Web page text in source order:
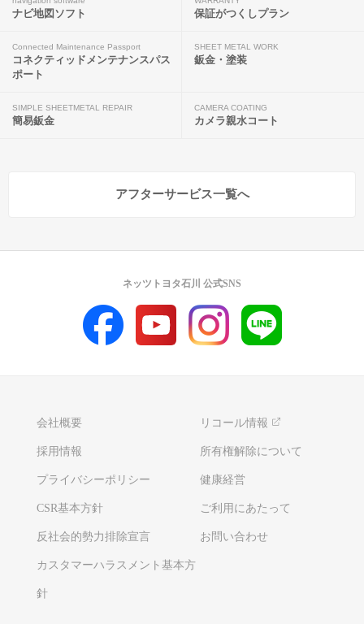
ナビ地図ソフト 保証がつくしプラン
Connected Maintenance Passport
コネクティッドメンテナンスパス
ポート
SHEET METAL WORK
鈑金・塗装
SIMPLE SHEETMETAL REPAIR
簡易鈑金
CAMERA COATING
カメラ親水コート
アフターサービス一覧へ
会社概要 リコール情報
採用情報 所有権解除について
プライバシーポリシー 健康経営
CSR基本方針 ご利用にあたって
反社会的勢力排除宣言 お問い合わせ
カスタマーハラスメント基本方
針
ネッツトヨタ石川 公式SNS